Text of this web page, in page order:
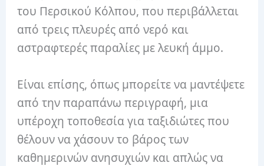
του Περσικού Κόλπου, που περιβάλλεται
από τρεις πλευρές από νερό και
αστραφτερές παραλίες με λευκή άμμο.
Είναι επίσης, όπως μπορείτε να μαντέψετε
από την παραπάνω περιγραφή, μια
υπέροχη τοποθεσία για ταξιδιώτες που
θέλουν να χάσουν το βάρος των
καθημερινών ανησυχιών και απλώς να